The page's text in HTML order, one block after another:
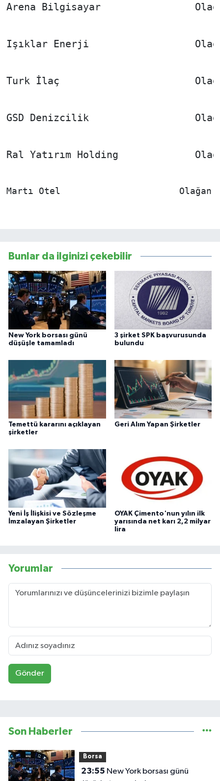
Arena Bilgisayar
Işıklar Enerji
Turk İlaç
GSD Denizcilik
Ral Yatırım Holding
Martı Otel                      Olağan
Bunlar da ilginizi çekebilir
New York borsası günü
düşüşle tamamladı
3 şirket SPK başvurusunda
bulundu
Temettü kararını açıklayan
şirketler
Geri Alım Yapan Şirketler
Yeni İş İlişkisi ve Sözleşme
İmzalayan Şirketler
OYAK Çimento'nun yılın ilk
yarısında net karı 2,2 milyar
lira
Yorumlar
Gönder
Son Haberler
Borsa
23:55